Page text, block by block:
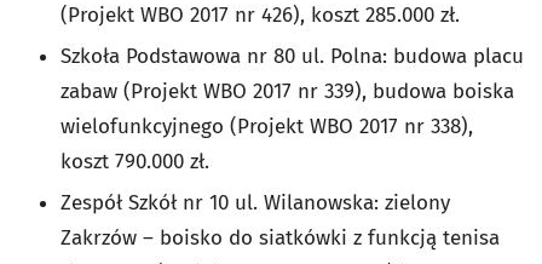
(Projekt WBO 2017 nr 426), koszt 285.000 zł.
Szkoła Podstawowa nr 80 ul. Polna: budowa placu
zabaw (Projekt WBO 2017 nr 339), budowa boiska
wielofunkcyjnego (Projekt WBO 2017 nr 338),
koszt 790.000 zł.
Zespół Szkół nr 10 ul. Wilanowska: zielony
Zakrzów – boisko do siatkówki z funkcją tenisa